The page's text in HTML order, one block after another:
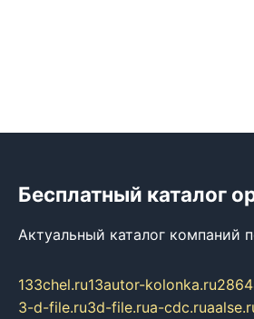
Бесплатный каталог
Актуальный каталог компаний
133chel.ru13autor-kolonka.ru
3-d-file.ru3d-file.rua-cdc.ru